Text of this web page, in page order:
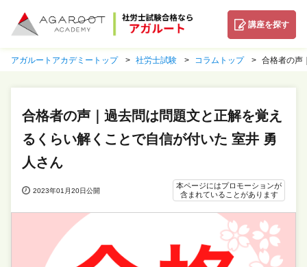
講座を探す
アガルートアカデミートップ 社労士試験 コラムトップ 合格者の声
合格者の声｜過去問は問題文と正解を覚え
るくらい解くことで自信が付いた 室井 勇
人さん
2023年01月20日公開
本ページにはプロモーションが
含まれていることがあります